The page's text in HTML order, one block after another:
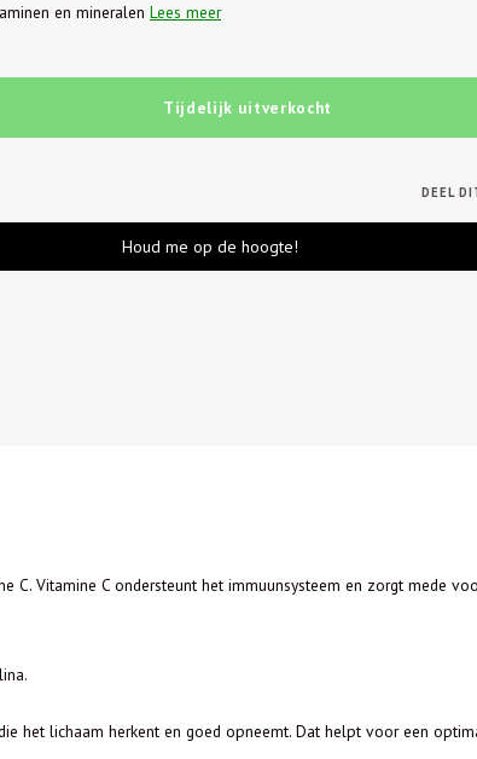
en mineralen Lees meer
Tijdelijk uitverkocht
DEEL
Houd me op de hoogte!
Vitamine C ondersteunt het immuunsysteem en zorgt mede
het lichaam herkent en goed opneemt. Dat helpt voor een